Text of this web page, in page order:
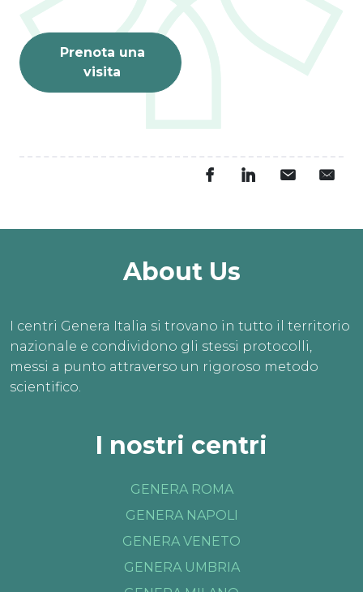
Prenota una
visita
About Us
I centri Genera Italia si trovano in tutto il territorio
nazionale e condividono gli stessi protocolli,
messi a punto attraverso un rigoroso metodo
scientifico.
I nostri centri
GENERA ROMA
GENERA NAPOLI
GENERA VENETO
GENERA UMBRIA